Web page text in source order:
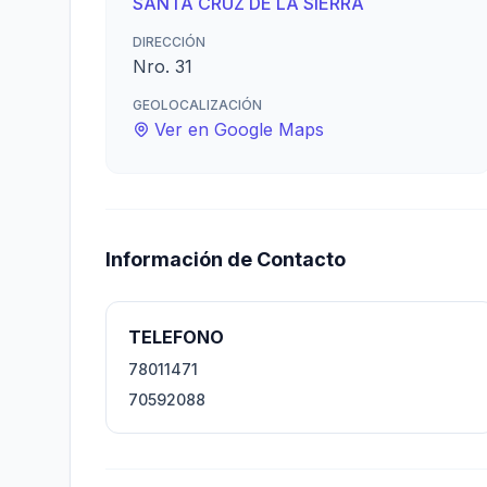
DIRECCIÓN
Nro. 31
GEOLOCALIZACIÓN
Ver en Google Maps
Información de Contacto
TELEFONO
78011471
70592088